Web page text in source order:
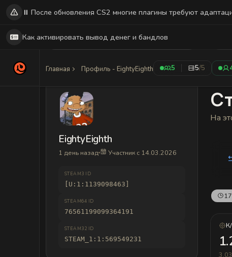
Главная Профиль - EightyEighth 5 5/5
EightyEighth
1 день назад Участник с 14.03.2026
STEAM3 ID
[U:1:1139098463]
STEAM64 ID
76561199099364191
STEAM32 ID
STEAM_1:1:569549231
На
⏸️ После обновления CS2 многие плагины требуют
Как активировать вывод денег и бандлов